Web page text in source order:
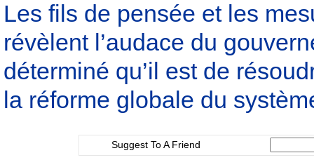
Les fils de pensée et les
révèlent l’audace du
déterminé qu’il est de
la réforme globale du
Suggest To A Friend